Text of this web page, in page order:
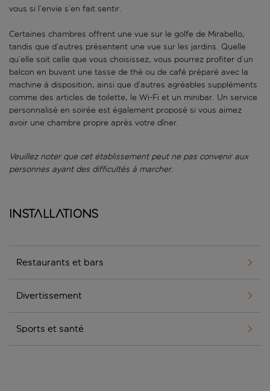
vous si l‘envie s’en fait sentir.
Certaines chambres offrent une vue sur le golfe de Mirabello,
tandis que d’autres présentent une vue sur les jardins. Quelle
qu’elle soit celle que vous choisissez, vous pourrez profiter d’un
balcon en buvant une tasse de thé ou de café préparé avec la
machine à disposition, ainsi que d’autres agréables suppléments
comme des articles de toilette, le Wi-Fi et un minibar. Un service
personnalisé en soirée est également proposé si vous aimez
avoir une chambre propre après votre dîner.
Veuillez noter que cet établissement peut ne pas convenir aux
personnes ayant des difficultés à marcher.
Installations
Restaurants et bars
Divertissement
Sports et santé